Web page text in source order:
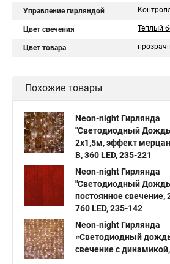
Управление гирляндой
Цвет свечения Теплый
Цвет товара
Похожие товары
Neon-night Гирлянда
"Светодиодный
2х1,5м, эффект
В, 360 LED, 235-221
Neon-night Гирлянда
"Светодиодный
постоянное свечение,
760 LED, 235-142
Neon-night Гирлянда
«Светодиодный
свечение с